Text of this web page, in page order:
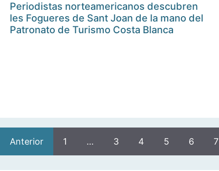
Periodistas norteamericanos descubren
les Fogueres de Sant Joan de la mano del
Patronato de Turismo Costa Blanca
Anterior 1 … 3 4 5 6 7